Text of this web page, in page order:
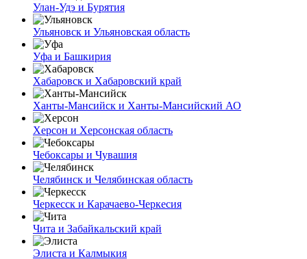
Улан-Удэ и Бурятия
Ульяновск и Ульяновская область
Уфа и Башкирия
Хабаровск и Хабаровский край
Ханты-Мансийск и Ханты-Мансийский АО
Херсон и Херсонская область
Чебоксары и Чувашия
Челябинск и Челябинская область
Черкесск и Карачаево-Черкесия
Чита и Забайкальский край
Элиста и Калмыкия